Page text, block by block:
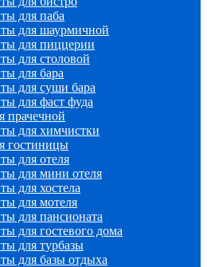
для паба
для шаурмичной
для пиццерии
для столовой
для бара
для суши бара
для фаст фуда
прачечной
для химчистки
гостиницы
для отеля
для мини отеля
для хостела
для мотеля
для пансионата
для гостевого дома
для турбазы
для базы отдыха